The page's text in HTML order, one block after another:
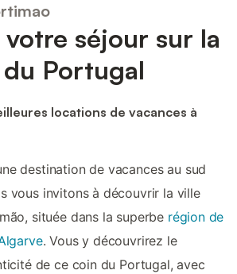
votre séjour sur la
Portugal
locations de vacances à
destination de vacances au sud
vous invitons à découvrir la ville
située dans la superbe région de
. Vous y découvrirez le
de ce coin du Portugal, avec